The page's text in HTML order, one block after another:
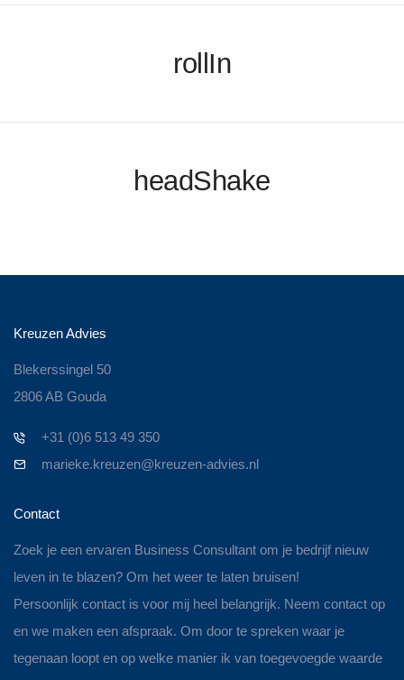
rollIn
headShake
Kreuzen Advies
Blekerssingel 50
2806 AB Gouda
+31 (0)6 513 49 350
marieke.kreuzen@kreuzen-advies.nl
Contact
Zoek je een ervaren Business Consultant om je bedrijf nieuw
leven in te blazen? Om het weer te laten bruisen!
Persoonlijk contact is voor mij heel belangrijk. Neem contact op
en we maken een afspraak. Om door te spreken waar je
tegenaan loopt en op welke manier ik van toegevoegde waarde